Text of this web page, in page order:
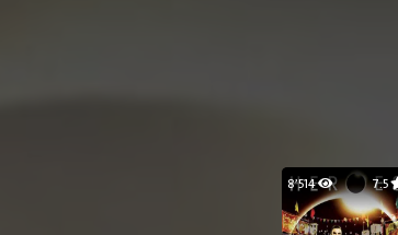
8٬514